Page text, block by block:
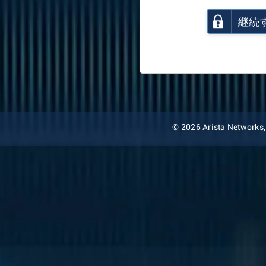
継続
© 2026 Arista